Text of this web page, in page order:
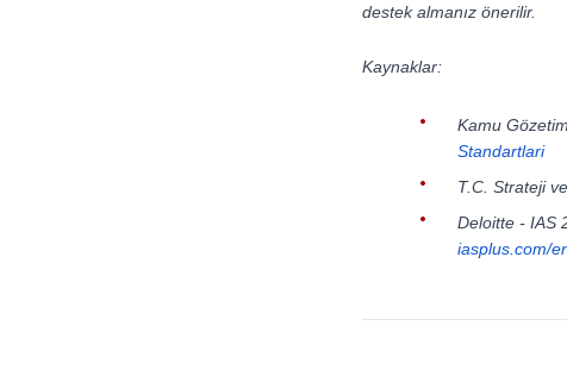
destek almanız önerilir.
Kaynaklar:
Kamu
Standartlari
T.C. Strateji
Deloitte - IAS
iasplus.com/